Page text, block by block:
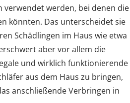
verwendet werden, bei denen die
könnten. Das unterscheidet sie
Schädlingen im Haus wie etwa
aber vor allem die
und wirklich funktionierende
aus dem Haus zu bringen,
anschließende Verbringen in